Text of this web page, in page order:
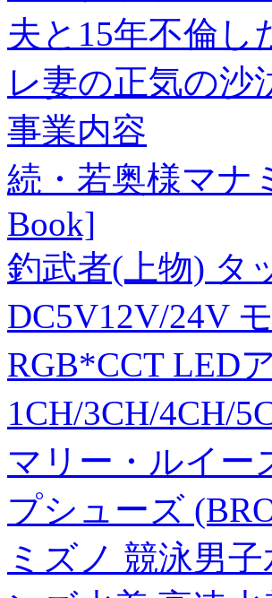
夫と15年不倫し
レ妻の正気の沙
事業内容
続・若奥様マナ
Book]
釣武者(上物) タ
DC5V12V/24V
RGB*CCT LED
1CH/3CH/4CH/
マリー・ルイー
プシューズ
ミズノ 競泳男